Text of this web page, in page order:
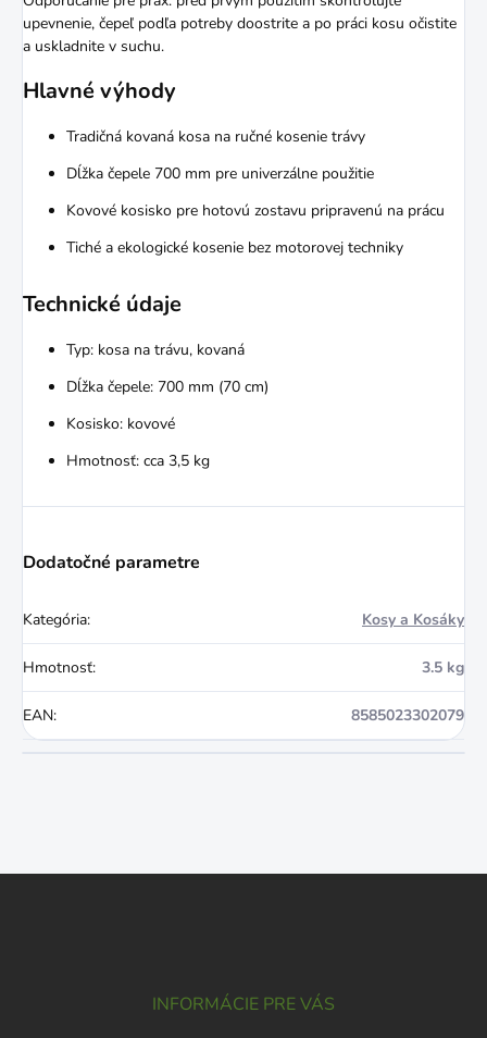
upevnenie, čepeľ podľa potreby doostrite a po práci kosu očistite
a uskladnite v suchu.
Hlavné výhody
Tradičná kovaná kosa na ručné kosenie trávy
Dĺžka čepele 700 mm pre univerzálne použitie
Kovové kosisko pre hotovú zostavu pripravenú na prácu
Tiché a ekologické kosenie bez motorovej techniky
Technické údaje
Typ: kosa na trávu, kovaná
Dĺžka čepele: 700 mm (70 cm)
Kosisko: kovové
Hmotnosť: cca 3,5 kg
Dodatočné parametre
Kategória: Kosy a Kosáky
Hmotnosť: 3.5 kg
EAN: 8585023302079
INFORMÁCIE PRE VÁS